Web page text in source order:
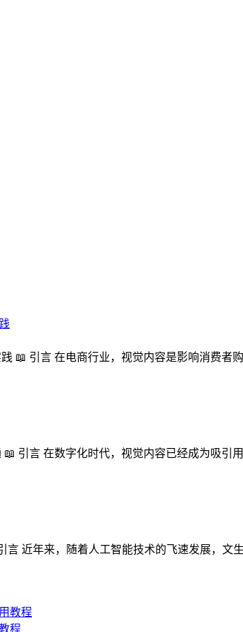
📖 引言 在电商行业，视觉内容是影响消费
引言 在数字化时代，视觉内容已经成为吸
言 近年来，随着人工智能技术的飞速发展，
程